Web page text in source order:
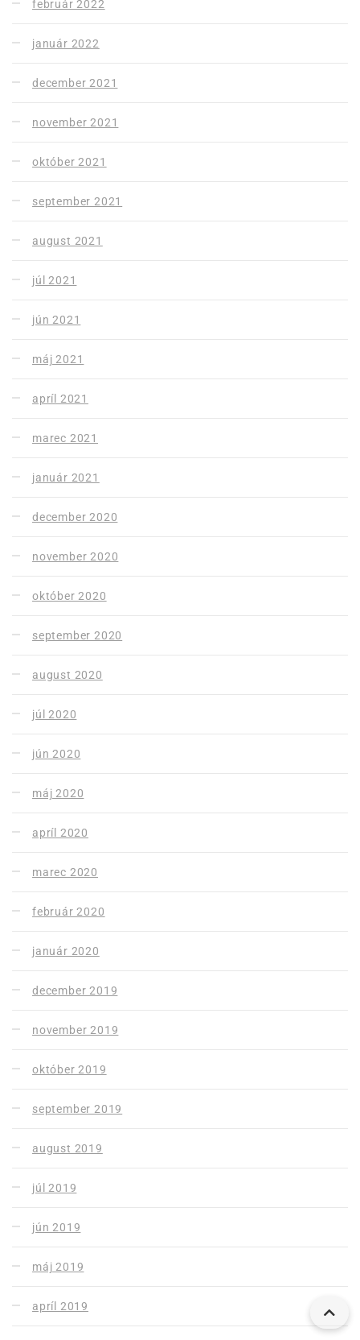
február 2022
január 2022
december 2021
november 2021
október 2021
september 2021
august 2021
júl 2021
jún 2021
máj 2021
apríl 2021
marec 2021
január 2021
december 2020
november 2020
október 2020
september 2020
august 2020
júl 2020
jún 2020
máj 2020
apríl 2020
marec 2020
február 2020
január 2020
december 2019
november 2019
október 2019
september 2019
august 2019
júl 2019
jún 2019
máj 2019
apríl 2019